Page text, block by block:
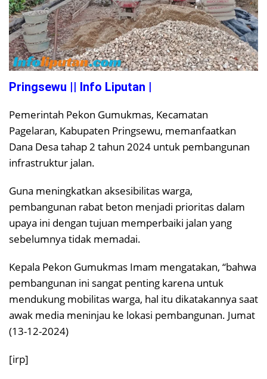
Pringsewu || Info Liputan |
Pemerintah Pekon Gumukmas, Kecamatan
Pagelaran, Kabupaten Pringsewu, memanfaatkan
Dana Desa tahap 2 tahun 2024 untuk pembangunan
infrastruktur jalan.
Guna meningkatkan aksesibilitas warga,
pembangunan rabat beton menjadi prioritas dalam
upaya ini dengan tujuan memperbaiki jalan yang
sebelumnya tidak memadai.
Kepala Pekon Gumukmas Imam mengatakan, “bahwa
pembangunan ini sangat penting karena untuk
mendukung mobilitas warga, hal itu dikatakannya saat
awak media meninjau ke lokasi pembangunan. Jumat
(13-12-2024)
[irp]